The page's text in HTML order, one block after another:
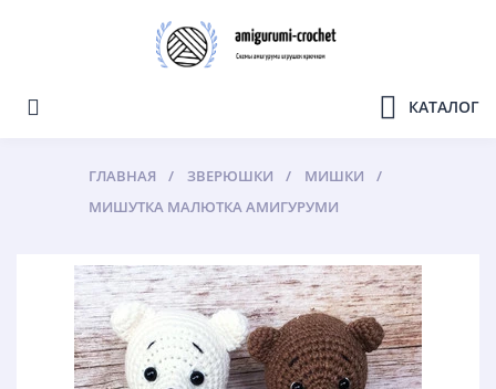
КАТАЛОГ
ГЛАВНАЯ ЗВЕРЮШКИ
МИШКИ
МИШУТКА МАЛЮТКА АМИГУРУМИ